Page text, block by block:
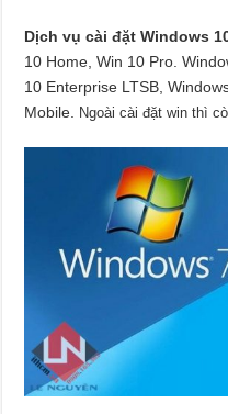
Dịch vụ cài đặt Windows
10 Home, Win 10 Pro.
10 Enterprise LTSB,
Mobile.
Ngoài cài đặt win thì